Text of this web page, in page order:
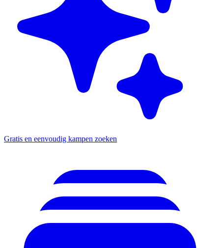
Gratis en eenvoudig kampen zoeken